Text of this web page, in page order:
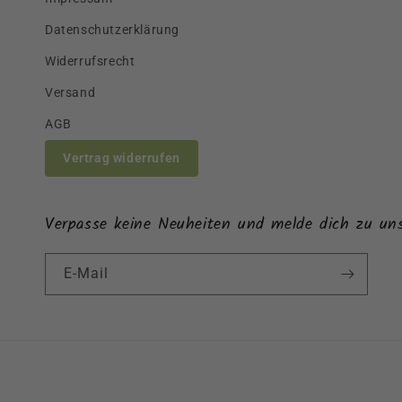
Datenschutzerklärung
Widerrufsrecht
Versand
AGB
Vertrag widerrufen
Verpasse keine Neuheiten und melde dich zu
E-Mail